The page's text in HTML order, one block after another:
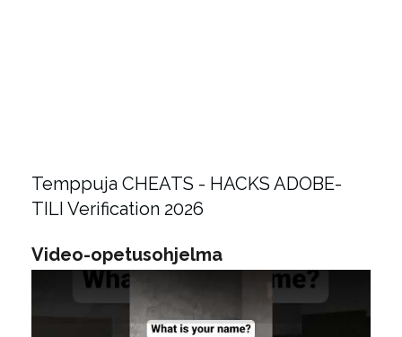
Temppuja CHEATS - HACKS ADOBE-
TILI Verification 2026
Video-opetusohjelma